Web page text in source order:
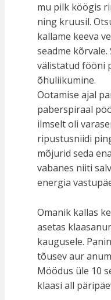
mu pilk köögis
ning kruusil.
kallame keeva
seadme
välistatud fööni
õhuliikumine.
Ootamise ajal
paberspiraal
ilmselt oli
ripustusniidi
mõjurid seda
vabanes niiti
energia
Omanik kallas
asetas
kaugusele.
tõusev aur
Möödus üle 10
klaasi all